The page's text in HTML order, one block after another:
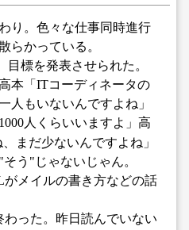
り。色々な仕事同時進行
らかっている。
目標を発表させられた。
本「ITコーディネータの
人もいないんですよね」
人くらいいますよ」高
まだ少ないんですよね」
う"じゃないじゃん。
がメイルの書き方などの話
わった。昨日読んでいない